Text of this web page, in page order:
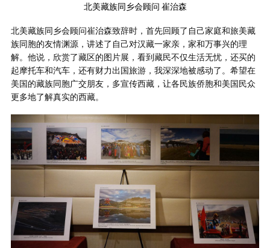
北美藏族同乡会顾问 崔治森
北美藏族同乡会顾问崔治森致辞时，首先回顾了自己家庭和旅美藏
族同胞的友情渊源，讲述了自己对汉藏一家亲，家和万事兴的理
解。他说，欣赏了藏区的图片展，看到藏民不仅生活无忧，还买的
起摩托车和汽车，还有财力出国旅游，我深深地被感动了。希望在
美国的藏族同胞广交朋友，多宣传西藏，让各民族侨胞和美国民众
更多地了解真实的西藏。